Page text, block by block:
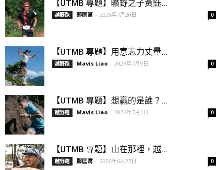
【UTMB 專題】曠野之子黃鈺...
越野跑 鄭匡寓 - 2026年7月20日 0
【UTMB 專題】用意志力丈量...
越野跑 Mavis Liao - 2026年7月9日 0
【UTMB 專題】想贏的是誰？...
越野跑 Mavis Liao - 2026年7月1日 0
【UTMB 專題】山在那裡，越...
越野跑 鄭匡寓 - 2026年6月27日 0